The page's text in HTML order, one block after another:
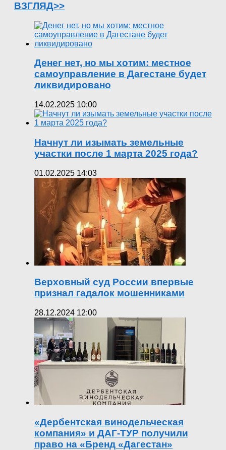
ВЗГЛЯД>>
Денег нет, но мы хотим: местное
самоуправление в Дагестане будет
ликвидировано
14.02.2025 10:00
Начнут ли изымать земельные
участки после 1 марта 2025 года?
01.02.2025 14:03
Верховный суд России впервые
признал гадалок мошенниками
28.12.2024 12:00
«Дербентская винодельческая
компания» и ДАГ-ТУР получили
право на «Бренд «Дагестан»